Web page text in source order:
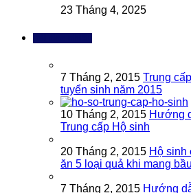
23 Tháng 4, 2025
7 Tháng 2, 2015 Trung
tuyển sinh năm 2015
10 Tháng 2, 2015 Hướng
Trung cấp Hộ sinh
20 Tháng 2, 2015 Hộ sinh
ăn 5 loại quả khi mang bầu
7 Tháng 2, 2015 Hướng